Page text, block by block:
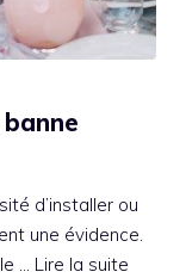
d’installer ou
une évidence.
… Lire la suite